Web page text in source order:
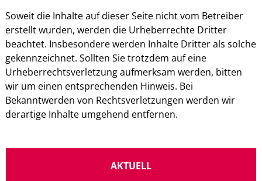
Soweit die Inhalte auf dieser Seite nicht vom Betreiber
erstellt wurden, werden die Urheberrechte Dritter
beachtet. Insbesondere werden Inhalte Dritter als solche
gekennzeichnet. Sollten Sie trotzdem auf eine
Urheberrechtsverletzung aufmerksam werden, bitten
wir um einen entsprechenden Hinweis. Bei
Bekanntwerden von Rechtsverletzungen werden wir
derartige Inhalte umgehend entfernen.
AKTUELL